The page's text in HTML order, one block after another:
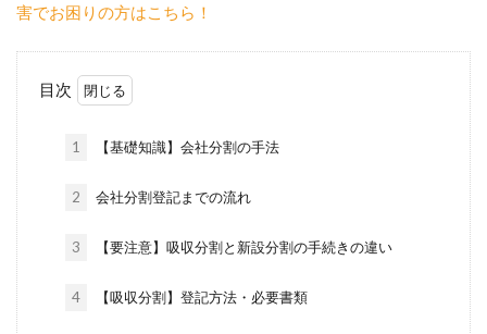
害でお困りの方はこちら！
目次
1 【基礎知識】会社分割の手法
2 会社分割登記までの流れ
3 【要注意】吸収分割と新設分割の手続きの違い
4 【吸収分割】登記方法・必要書類